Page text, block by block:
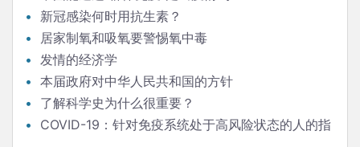
新冠感染何时用抗生素？
居家制氧和吸氧要警惕氧中毒
发情的经济学
本届政府对中华人民共和国的方针
了解科学史为什么很重要？
COVID-19：针对免疫系统处于高风险状态的人的指